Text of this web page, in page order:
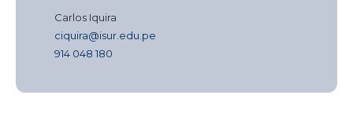
Carlos Iquira
ciquira@isur.edu.pe
914 048 180